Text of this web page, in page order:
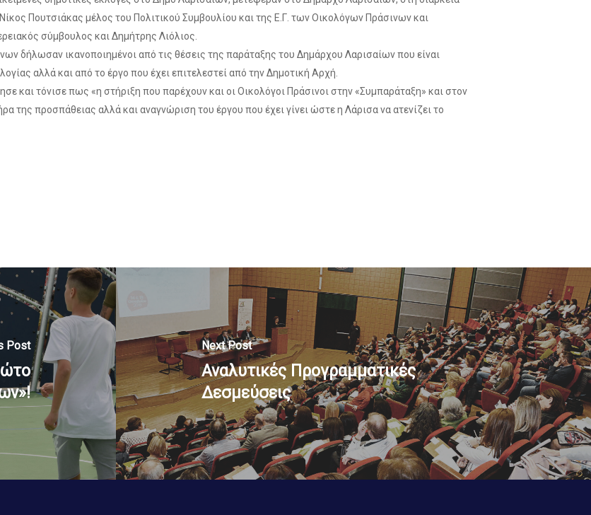
Πουτσιάκας μέλος του Πολιτικού Συμβουλίου και της Ε.Γ. των Οικολόγων Πράσινων και
σύμβουλος και Δημήτρης Λιόλιος.
δήλωσαν ικανοποιημένοι από τις θέσεις της παράταξης του Δημάρχου Λαρισαίων που είναι
αλλά και από το έργο που έχει επιτελεστεί από την Δημοτική Αρχή.
και τόνισε πως «η στήριξη που παρέχουν και οι Οικολόγοι Πράσινοι στην «Συμπαράταξη» και στον
της προσπάθειας αλλά και αναγνώριση του έργου που έχει γίνει ώστε η Λάρισα να ατενίζει το
Post Next Post
Αναλυτικές Προγραμματικές
Δεσμεύσεις